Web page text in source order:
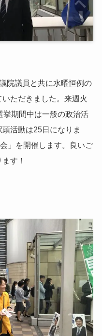
院議員と共に水曜恒例の
ただきました。来週火
挙期間中は一般の政治活
活動は25日になりま
」を開催します。良いご
す！